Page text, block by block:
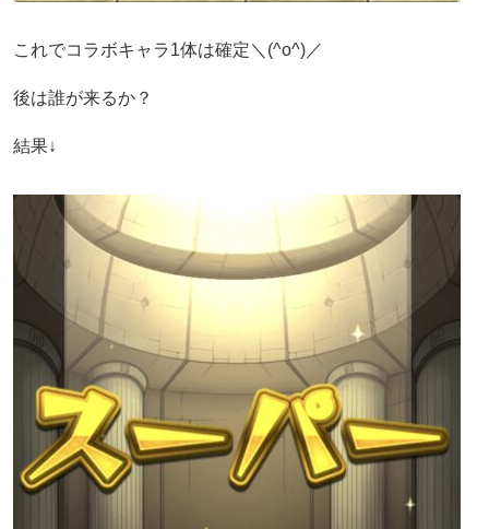
これでコラボキャラ1体は確定＼(^o^)／
後は誰が来るか？
結果↓